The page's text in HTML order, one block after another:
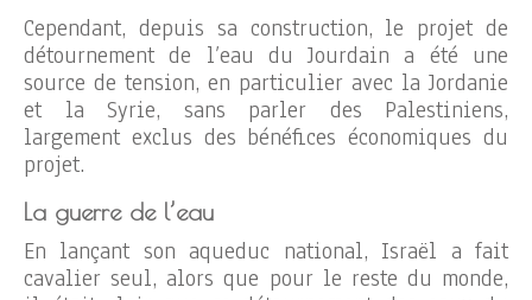
Cependant, depuis sa construction, le projet de
détournement de l’eau du Jourdain a été une
source de tension, en particulier avec la Jordanie
et la Syrie, sans parler des Palestiniens,
largement exclus des bénéfices économiques du
projet.
La guerre de l’eau
En lançant son aqueduc national, Israël a fait
cavalier seul, alors que pour le reste du monde,